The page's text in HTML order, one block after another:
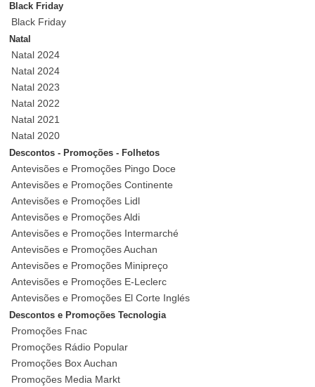
Black Friday
Black Friday
Natal
Natal 2024
Natal 2024
Natal 2023
Natal 2022
Natal 2021
Natal 2020
Descontos - Promoções - Folhetos
Antevisões e Promoções Pingo Doce
Antevisões e Promoções Continente
Antevisões e Promoções Lidl
Antevisões e Promoções Aldi
Antevisões e Promoções Intermarché
Antevisões e Promoções Auchan
Antevisões e Promoções Minipreço
Antevisões e Promoções E-Leclerc
Antevisões e Promoções El Corte Inglés
Descontos e Promoções Tecnologia
Promoções Fnac
Promoções Rádio Popular
Promoções Box Auchan
Promoções Media Markt